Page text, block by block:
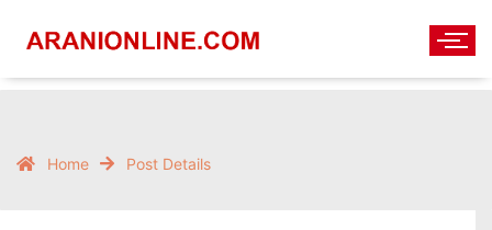
Home Post Details